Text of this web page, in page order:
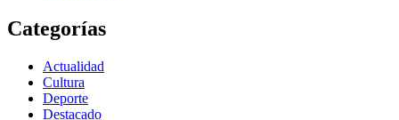
Categorías
Actualidad
Cultura
Deporte
Destacado